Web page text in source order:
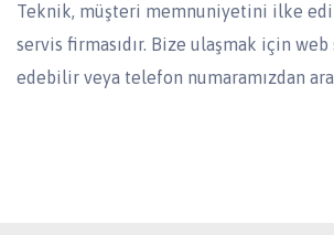
Teknik, müşteri memnuniyetini ilke
servis firmasıdır. Bize ulaşmak için
edebilir veya telefon numaramızdan